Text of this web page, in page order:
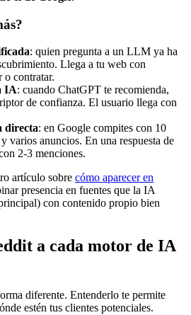
: quien pregunta a un LLM ya ha
Llega a tu web con
o contratar.
IA: cuando ChatGPT te recomienda,
de confianza. El usuario llega con
directa: en Google compites con 10
varios anuncios. En una respuesta de
2-3 menciones.
artículo sobre cómo aparecer en
presencia en fuentes que la IA
con contenido propio bien
a cada motor de IA
diferente. Entenderlo te permite
estén tus clientes potenciales.